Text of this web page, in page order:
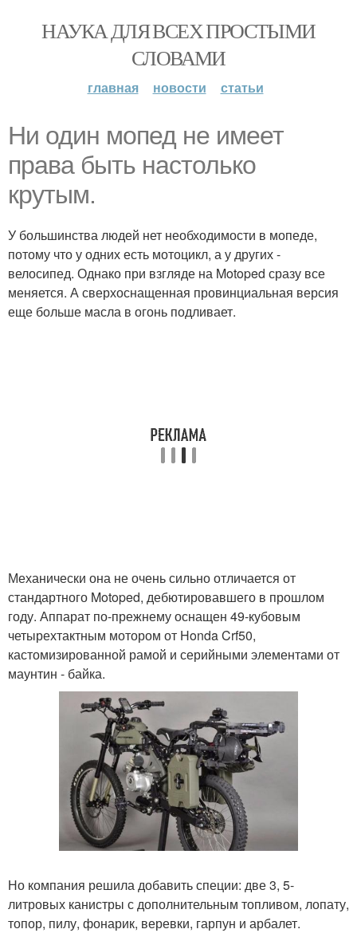
НАУКА ДЛЯ ВСЕХ ПРОСТЫМИ
СЛОВАМИ
главная новости статьи
Ни один мопед не имеет
права быть настолько
крутым.
У большинства людей нет необходимости в мопеде,
потому что у одних есть мотоцикл, а у других -
велосипед. Однако при взгляде на Motoped сразу все
меняется. А сверхоснащенная провинциальная версия
еще больше масла в огонь подливает.
Механически она не очень сильно отличается от
стандартного Motoped, дебютировавшего в прошлом
году. Аппарат по-прежнему оснащен 49-кубовым
четырехтактным мотором от Honda Crf50,
кастомизированной рамой и серийными элементами от
маунтин - байка.
Но компания решила добавить специи: две 3, 5-
литровых канистры с дополнительным топливом, лопату,
топор, пилу, фонарик, веревки, гарпун и арбалет.